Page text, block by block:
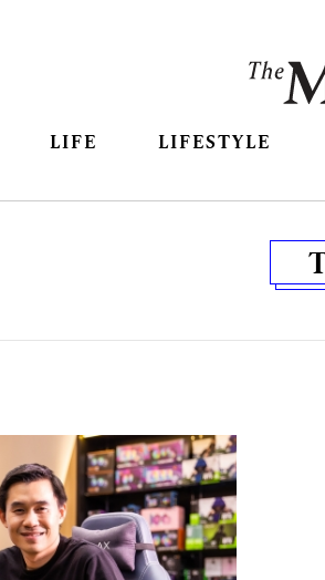
LIFE LIFESTYLE